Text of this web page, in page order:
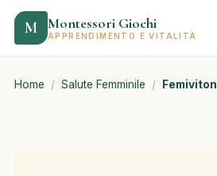
M Montessori Giochi
APPRENDIMENTO E VITALITÀ
Home / Salute Femminile / Femiviton